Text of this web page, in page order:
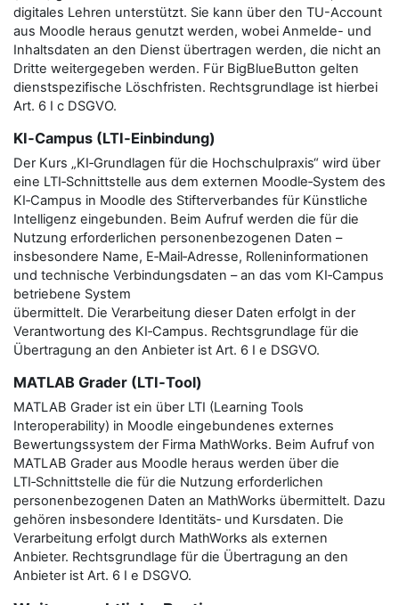
digitales Lehren unterstützt. Sie kann über den TU-Account
aus Moodle heraus genutzt werden, wobei Anmelde- und
Inhaltsdaten an den Dienst übertragen werden, die nicht an
Dritte weitergegeben werden. Für BigBlueButton gelten
dienstspezifische Löschfristen. Rechtsgrundlage ist hierbei
Art. 6 I c DSGVO.
KI‑Campus (LTI‑Einbindung)
Der Kurs „KI‑Grundlagen für die Hochschulpraxis“ wird über
eine LTI‑Schnittstelle aus dem externen Moodle‑System des
KI‑Campus in Moodle des Stifterverbandes für Künstliche
Intelligenz eingebunden. Beim Aufruf werden die für die
Nutzung erforderlichen personenbezogenen Daten –
insbesondere Name, E‑Mail‑Adresse, Rolleninformationen
und technische Verbindungsdaten – an das vom KI‑Campus
betriebene System
übermittelt. Die Verarbeitung dieser Daten erfolgt in der
Verantwortung des KI‑Campus. Rechtsgrundlage für die
Übertragung an den Anbieter ist Art. 6 I e DSGVO.
MATLAB Grader (LTI‑Tool)
MATLAB Grader ist ein über LTI (Learning Tools
Interoperability) in Moodle eingebundenes externes
Bewertungssystem der Firma MathWorks. Beim Aufruf von
MATLAB Grader aus Moodle heraus werden über die
LTI‑Schnittstelle die für die Nutzung erforderlichen
personenbezogenen Daten an MathWorks übermittelt. Dazu
gehören insbesondere Identitäts‑ und Kursdaten. Die
Verarbeitung erfolgt durch MathWorks als externen
Anbieter. Rechtsgrundlage für die Übertragung an den
Anbieter ist Art. 6 I e DSGVO.